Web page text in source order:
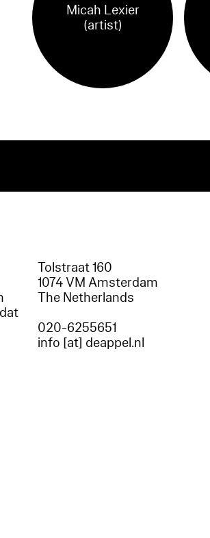
Micah Lexier
(artist)
Tolstraat 160
1074 VM Amsterdam
The Netherlands
020-6255651
info [at] deappel.nl